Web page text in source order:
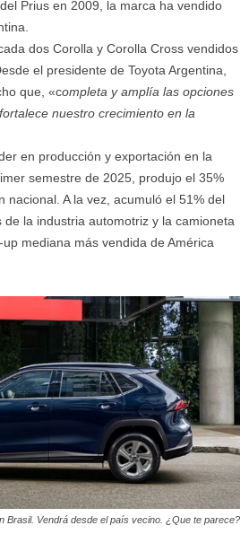
Prius en 2009, la marca ha vendido
dos Corolla y Corolla Cross vendidos
el presidente de Toyota Argentina,
que, «completa y amplía las opciones
nuestro crecimiento en la
en producción y exportación en la
semestre de 2025, produjo el 35%
nacional. A la vez, acumuló el 51% del
la industria automotriz y la camioneta
mediana más vendida de América
Brasil. Vendrá desde el país vecino. ¿Que te parece?